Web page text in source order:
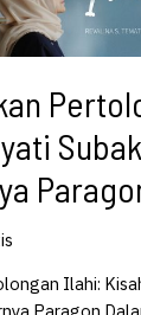
Ilahi: